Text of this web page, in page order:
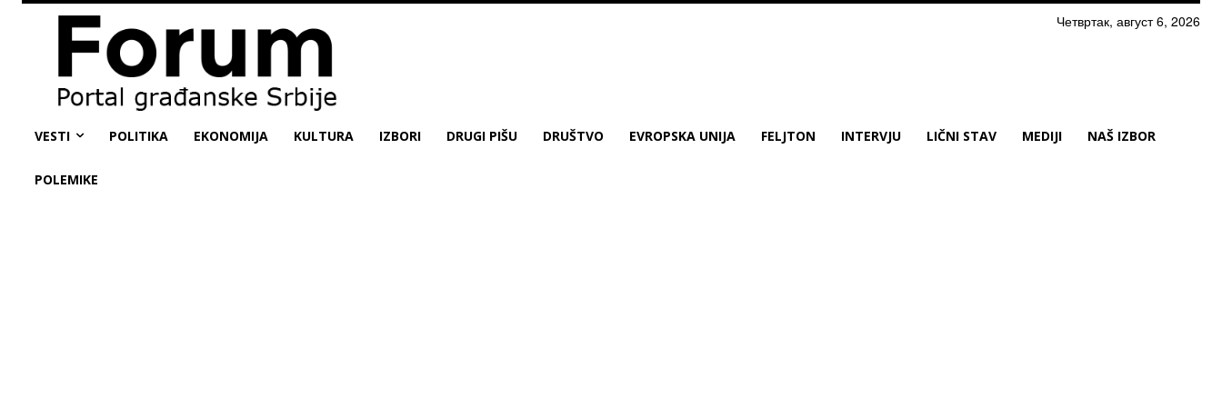
Четвртак, август 6, 2026
VESTI POLITIKA EKONOMIJA KULTURA IZBORI DRUGI PIŠU DRUŠTVO EVROPSKA UNIJA FELJTON INTERVJU LIČNI STAV MEDIJI NAŠ IZBOR
POLEMIKE